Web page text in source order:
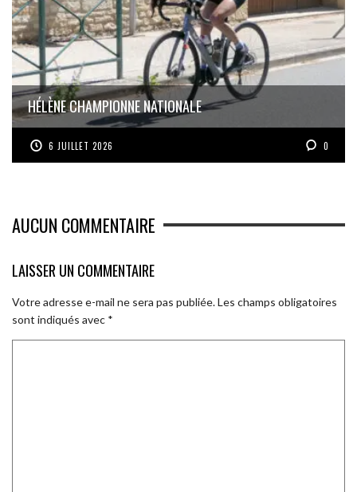
HÉLÈNE CHAMPIONNE NATIONALE
6 JUILLET 2026 0
AUCUN COMMENTAIRE
LAISSER UN COMMENTAIRE
Votre adresse e-mail ne sera pas publiée.Les champs obligatoires
sont indiqués avec *